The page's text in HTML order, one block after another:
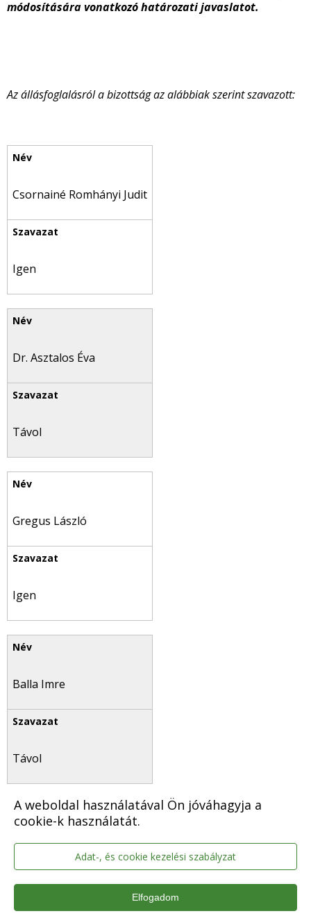
A weboldal használatával Ön jóváhagyja a
cookie-k használatát.
Adat-, és cookie kezelési szabályzat
Elfogadom
módosítására vonatkozó határozati javaslatot.
Az állásfoglalásról a bizottság az alábbiak szerint szavazott:
Csornainé Romhányi Judit
Igen
Dr. Asztalos Éva
Távol
Gregus László
Igen
Balla Imre
Távol
Fülöp Sándorné